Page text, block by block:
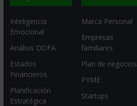
Inteligencia
Emocional
Análisis DOFA
Estados
Financieros
Planificación
Estratégica
Marca Personal
Empresas
familiares
Plan de negocios
PYME
Startups